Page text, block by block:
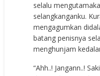
selalu
selangkanganku.
mengagumkan
batang penisnya
menghunjam
“Ahh..! Jangann..!